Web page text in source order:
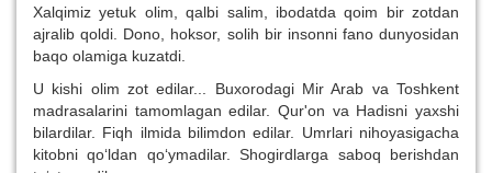
Xalqimiz yetuk olim, qalbi salim, ibodatda qoim bir zotdan
ajralib qoldi. Dono, hoksor, solih bir insonni fano dunyosidan
baqo olamiga kuzatdi.
U kishi olim zot edilar... Buxorodagi Mir Arab va Toshkent
madrasalarini tamomlagan edilar. Qur'on va Hadisni yaxshi
bilardilar. Fiqh ilmida bilimdon edilar. Umrlari nihoyasigacha
kitobni qo‘ldan qo‘ymadilar. Shogirdlarga saboq berishdan